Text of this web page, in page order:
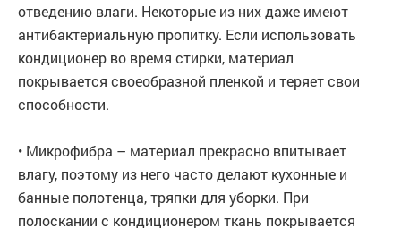
отведению влаги. Некоторые из них даже имеют
антибактериальную пропитку. Если использовать
кондиционер во время стирки, материал
покрывается своеобразной пленкой и теряет свои
способности.
• Микрофибра – материал прекрасно впитывает
влагу, поэтому из него часто делают кухонные и
банные полотенца, тряпки для уборки. При
полоскании с кондиционером ткань покрывается